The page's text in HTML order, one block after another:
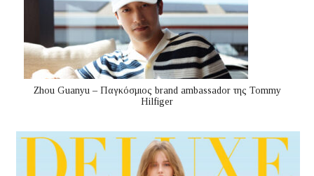
Zhou Guanyu – Παγκόσμιος brand ambassador της Tommy
Hilfiger